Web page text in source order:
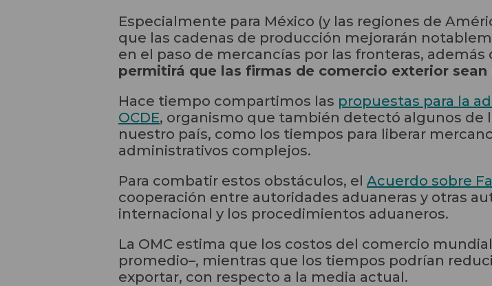
Especialmente para México (y las regiones de
que las cadenas de producción mejorarán
en el paso de mercancías por las fronteras, además
permitirá que las firmas de comercio exterior
Hace tiempo compartimos las propuestas para la
OCDE, organismo que también detectó algunos de
nuestro país, como los tiempos para liberar
administrativos complejos.
Para combatir estos obstáculos, el Acuerdo sobre
cooperación entre autoridades aduaneras y otras
internacional y los procedimientos aduaneros.
La OMC estima que los costos del comercio
promedio–, mientras que los tiempos podrían
exportar, con respecto a la media actual.